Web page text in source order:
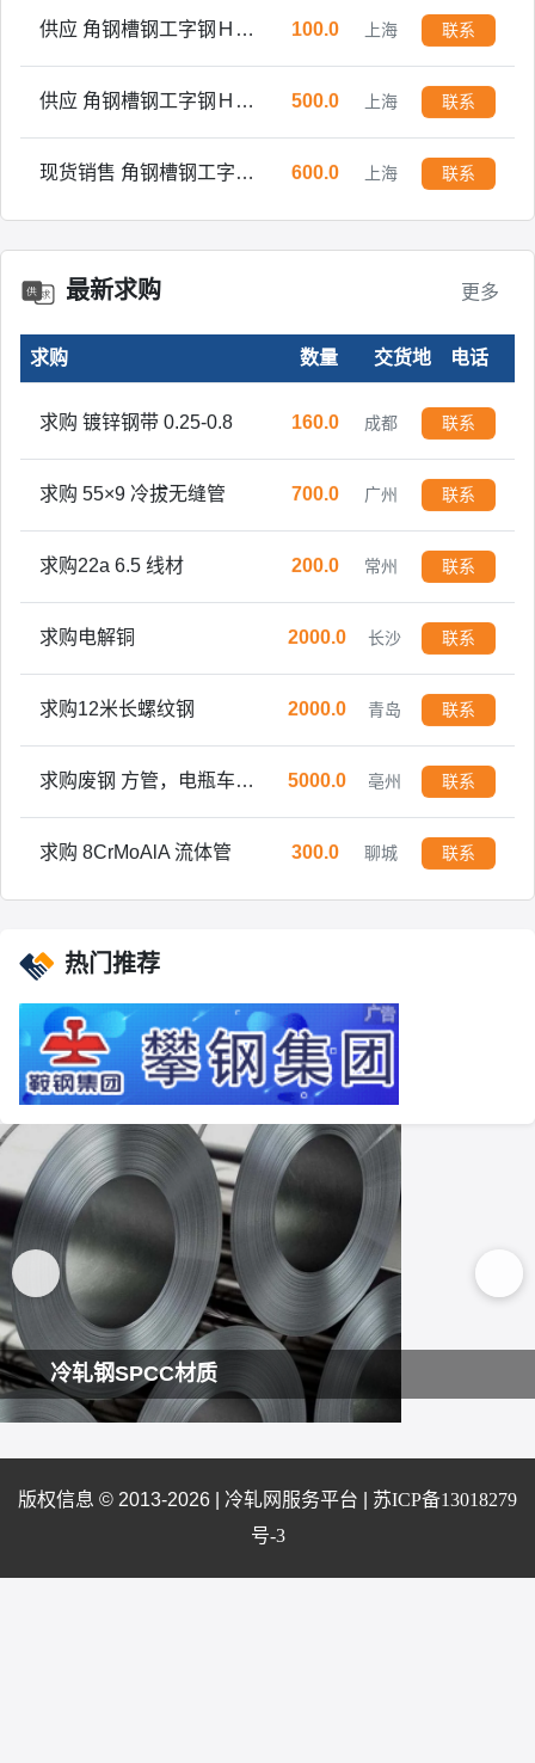
100.0 上海 联系
500.0 上海 联系
600.0 上海 联系
最新求购 更多
求购 数量 交货地 电话
求购T10A碳素工具钢 5.0 广州 联系
求购 镀锌钢带 0.25-0.8 160.0 成都 联系
求购 55×9 冷拔无缝管 700.0 广州 联系
求购22a 6.5 线材 200.0 常州 联系
求购电解铜 2000.0 长沙 联系
求购12米长螺纹钢 2000.0 青岛 联系
5000.0 亳州 联系
求购 8CrMoAlA 流体管 300.0 聊城 联系
热门推荐
冷轧钢SPCC材质
版权信息 © 2013-2026 | 冷轧网服务平台
苏ICP备13018279
号-3